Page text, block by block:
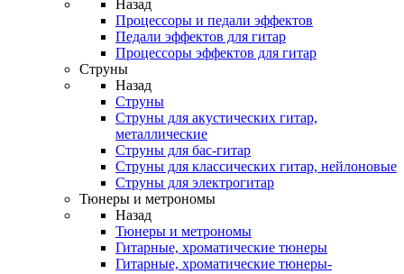
Назад
Процессоры и педали эффектов
Педали эффектов для гитар
Процессоры эффектов для гитар
Струны
Назад
Струны
Струны для акустических гитар,
металлические
Струны для бас-гитар
Струны для классических гитар, нейлоновые
Струны для электрогитар
Тюнеры и метрономы
Назад
Тюнеры и метрономы
Гитарные, хроматические тюнеры
Гитарные, хроматические тюнеры-